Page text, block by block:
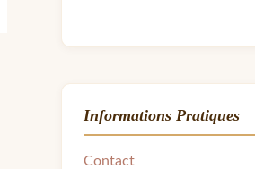
Informations Pratiques
Contact